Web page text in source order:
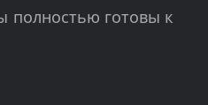
полностью готовы к